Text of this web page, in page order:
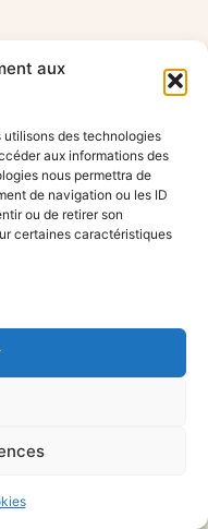
aux
utilisons des technologies
aux informations des
nous permettra de
de navigation ou les ID
ou de retirer son
certaines caractéristiques